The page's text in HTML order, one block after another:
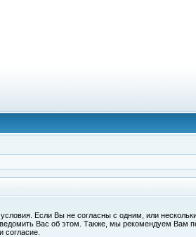
Если Вы не согласны с одним, или
Вас об этом. Также, мы рекомендуем Вам